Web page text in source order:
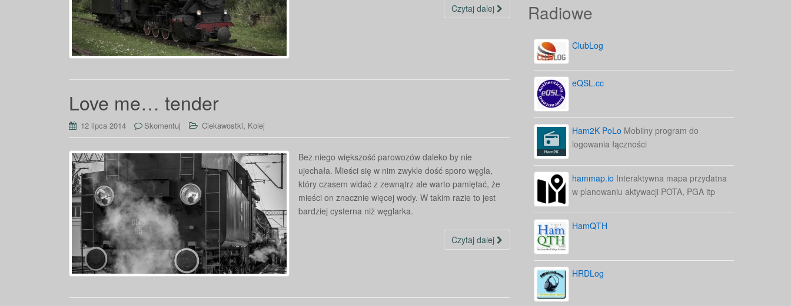
Czytaj dalej
Love me… tender
12 lipca 2014 Skomentuj Ciekawostki, Kolej
Bez niego większość parowozów daleko by nie
ujechała. Mieści się w nim zwykle dość sporo węgla,
który czasem widać z zewnątrz ale warto pamiętać, że
mieści on znacznie więcej wody. W takim razie to jest
bardziej cysterna niż węglarka.
Czytaj dalej
Radiowe
ClubLog
eQSL.cc
Ham2K PoLo Mobilny program do
logowania łączności
hammap.io Interaktywna mapa przydatna
w planowaniu aktywacji POTA, PGA itp
HamQTH
HRDLog